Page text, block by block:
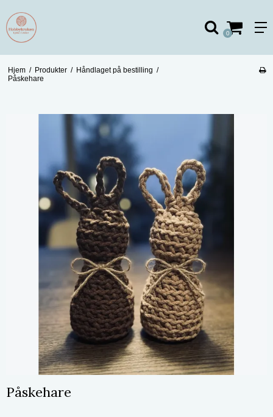
0
Hjem / Produkter / Håndlaget på bestilling /
Påskehare
Påskehare